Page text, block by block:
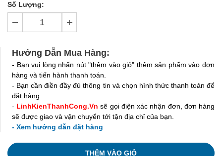
Số Lượng:
Hướng Dẫn Mua Hàng:
- Bạn vui lòng nhấn nút "thêm vào giỏ" thêm sản phẩm vào đơn
hàng và tiến hành thanh toán.
- Bạn cần điền đầy đủ thông tin và chọn hình thức thanh toán để
đặt hàng.
- LinhKienThanhCong.Vn sẽ gọi điện xác nhận đơn, đơn hàng
sẽ được giao và vận chuyển tới tận địa chỉ của bạn.
- Xem hướng dẫn đặt hàng
THÊM VÀO GIỎ